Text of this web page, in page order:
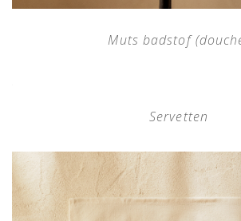
Muts badstof
Servetten